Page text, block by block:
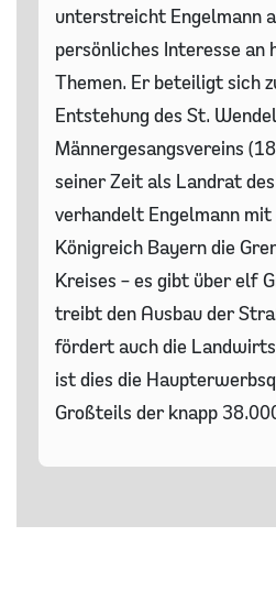
unterstreicht Engelmann
persönliches Interesse an
Themen. Er beteiligt sich
Entstehung des St.
Männergesangsvereins
seiner Zeit als Landrat
verhandelt Engelmann
Königreich Bayern die
Kreises – es gibt über elf
treibt den Ausbau der
fördert auch die
ist dies die
Großteils der knapp